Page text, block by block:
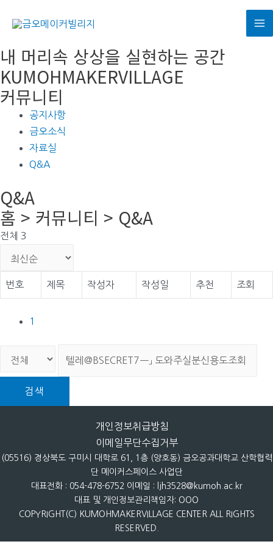
로
건
너
내 머리속 상상을 실현하는 공간
KUMOHMAKERVILLAGE
커뮤니티
공지사항
금오소식
자료실
Q&A
Q&A
홈 > 커뮤니티 > Q&A
전체 3
번호 제목 작성자 작성일 추천 조회
1
검색
개인정보취급방침
이메일무단수집거부
(05516) 경상북도 구미시 대학로 61, 1층 (양호동) 금오공과대학교 산학협력
단 메이커스페이스 사업단
대표전화 : 054-478-6752 이메일 : ljh3528@kumoh.ac.kr
대표 및 개인정보관리책임자: OOO
COPYRIGHT(C) KUMOHMAKERVILLAGE CENTER ALL RIGHTS
RESERVED.